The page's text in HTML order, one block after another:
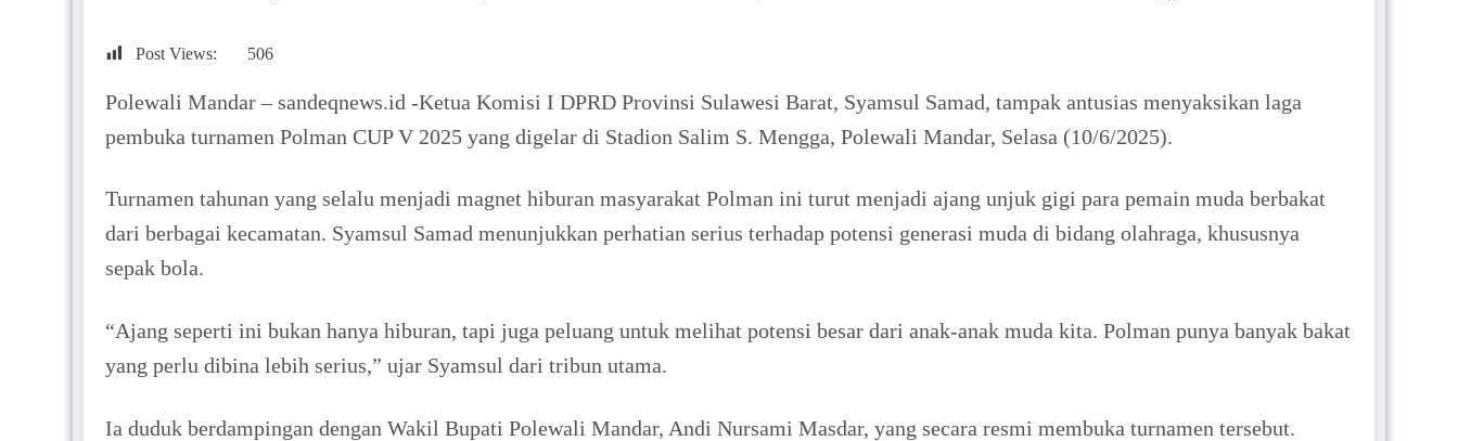
Post Views: 506
Polewali Mandar – sandeqnews.id -Ketua Komisi I DPRD Provinsi Sulawesi Barat, Syamsul Samad, tampak antusias menyaksikan laga
pembuka turnamen Polman CUP V 2025 yang digelar di Stadion Salim S. Mengga, Polewali Mandar, Selasa (10/6/2025).
Turnamen tahunan yang selalu menjadi magnet hiburan masyarakat Polman ini turut menjadi ajang unjuk gigi para pemain muda berbakat
dari berbagai kecamatan. Syamsul Samad menunjukkan perhatian serius terhadap potensi generasi muda di bidang olahraga, khususnya
sepak bola.
“Ajang seperti ini bukan hanya hiburan, tapi juga peluang untuk melihat potensi besar dari anak-anak muda kita. Polman punya banyak bakat
yang perlu dibina lebih serius,” ujar Syamsul dari tribun utama.
Ia duduk berdampingan dengan Wakil Bupati Polewali Mandar, Andi Nursami Masdar, yang secara resmi membuka turnamen tersebut.